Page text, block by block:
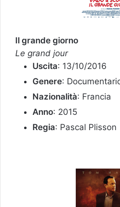
Il grande giorno
Le grand jour
Uscita: 13/10/2016
Genere:
Nazionalità: Francia
Anno: 2015
Regia: Pascal Plisson